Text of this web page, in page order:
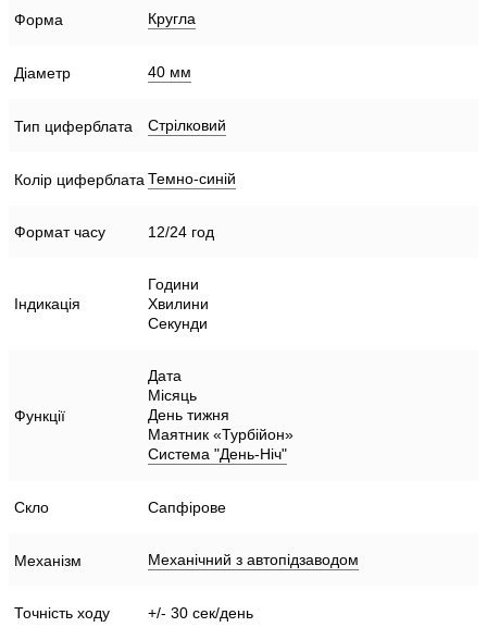
Форма Кругла
Діаметр 40 мм
Тип циферблата Стрілковий
Колір циферблата Темно-синій
Формат часу 12/24 год
Індикація
Години
Хвилини
Секунди
Функції
Дата
Місяць
День тижня
Маятник «Турбійон»
Система "День-Ніч"
Скло Сапфірове
Механізм Механічний з автопідзаводом
Точність ходу +/- 30 сек/день